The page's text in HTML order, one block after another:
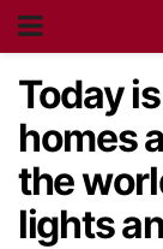
Today
homes
the
lights